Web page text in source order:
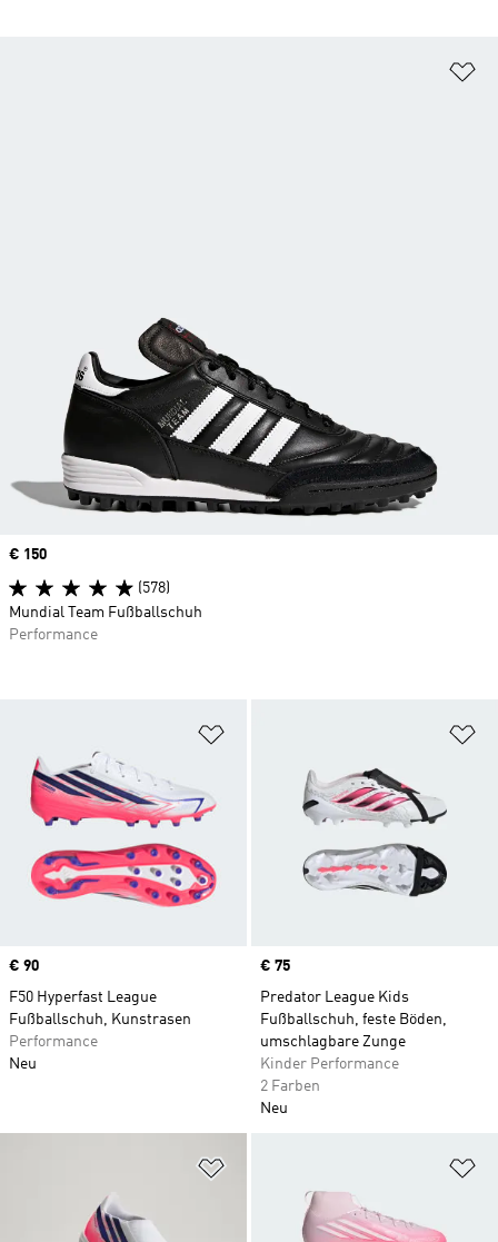
Price
€ 90
F50 Hyperfast League
Fußballschuh, Kunstrasen
Performance
Neu
Price
€ 75
Predator League Kids
Fußballschuh, feste Böden,
umschlagbare Zunge
Kinder Performance
2 Farben
Neu
Price
€ 150
(578)
Mundial Team Fußballschuh
Performance